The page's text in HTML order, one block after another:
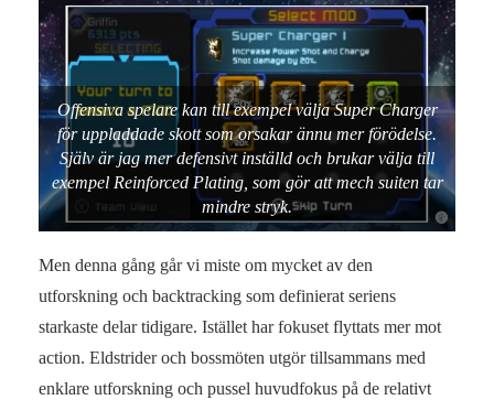
Offensiva spelare kan till exempel välja Super Charger
för uppladdade skott som orsakar ännu mer förödelse.
Själv är jag mer defensivt inställd och brukar välja till
exempel Reinforced Plating, som gör att mech suiten tar
mindre stryk.
Men denna gång går vi miste om mycket av den
utforskning och backtracking som definierat seriens
starkaste delar tidigare. Istället har fokuset flyttats mer mot
action. Eldstrider och bossmöten utgör tillsammans med
enklare utforskning och pussel huvudfokus på de relativt